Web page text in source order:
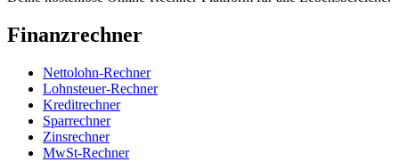
Finanzrechner
Nettolohn-Rechner
Lohnsteuer-Rechner
Kreditrechner
Sparrechner
Zinsrechner
MwSt-Rechner